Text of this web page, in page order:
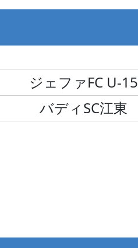
ジェファFC U-15
バディSC江東